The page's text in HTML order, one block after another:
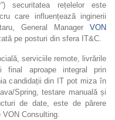
securitatea rețelelor este
care influențează inginerii
General Manager VON
pe posturi din sfera IT&C.
serviciile remote, livrările
aproape integral prin
candidații din IT pot miza în
Spring, testare manuală și
de date, este de părere
Consulting.